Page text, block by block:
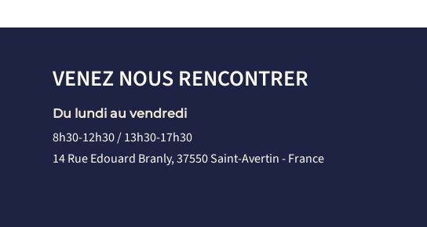
VENEZ NOUS RENCONTRER
Du lundi au vendredi
8h30-12h30 / 13h30-17h30
14 Rue Edouard Branly, 37550 Saint-Avertin - France